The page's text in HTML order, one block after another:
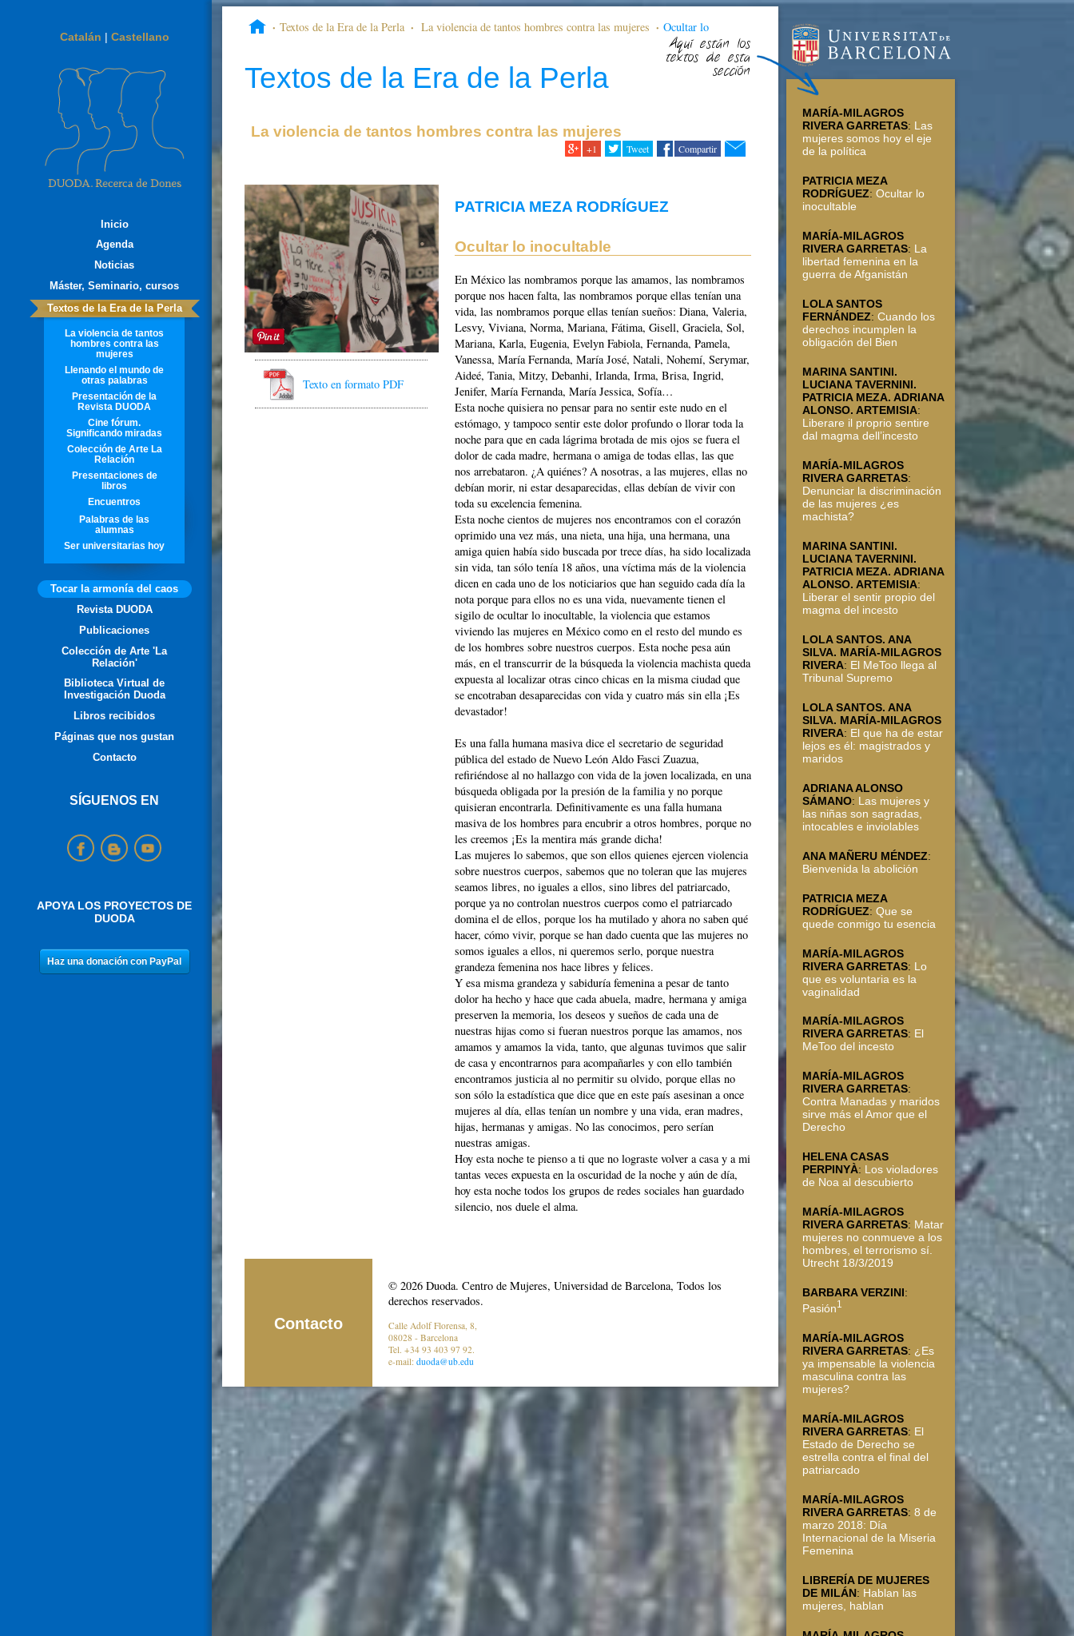
Catalán | Castellano
Inicio
Agenda
Noticias
Máster, Seminario, cursos
Textos de la Era de la Perla
La violencia de tantos
hombres contra las
mujeres
Llenando el mundo de
otras palabras
Presentación de la
Revista DUODA
Cine fórum.
Significando miradas
Colección de Arte La
Relación
Presentaciones de
libros
Encuentros
Palabras de las
alumnas
Ser universitarias hoy
Tocar la armonía del caos
Revista DUODA
Publicaciones
Colección de Arte 'La
Relación'
Biblioteca Virtual de
Investigación Duoda
Libros recibidos
Páginas que nos gustan
Contacto
SÍGUENOS EN
APOYA LOS PROYECTOS DE
DUODA
Textos de la Era de la Perla La violencia de tantos hombres contra las mujeres
Ocultar lo
Aquí están los
textos de esta
sección
Textos de la Era de la Perla
La violencia de tantos hombres contra las mujeres
+1 Tweet Compartir
Texto en formato PDF
PATRICIA MEZA RODRÍGUEZ
Ocultar lo inocultable
En México las nombramos porque las amamos, las nombramos
porque nos hacen falta, las nombramos porque ellas tenían una
vida, las nombramos porque ellas tenían sueños: Diana, Valeria,
Lesvy, Viviana, Norma, Mariana, Fátima, Gisell, Graciela, Sol,
Mariana, Karla, Eugenia, Evelyn Fabiola, Fernanda, Pamela,
Vanessa, María Fernanda, María José, Natali, Nohemí, Serymar,
Aideé, Tania, Mitzy, Debanhi, Irlanda, Irma, Brisa, Ingrid,
Jenifer, María Fernanda, María Jessica, Sofía…
Esta noche quisiera no pensar para no sentir este nudo en el
estómago, y tampoco sentir este dolor profundo o llorar toda la
noche para que en cada lágrima brotada de mis ojos se fuera el
dolor de cada madre, hermana o amiga de todas ellas, las que
nos arrebataron. ¿A quiénes? A nosotras, a las mujeres, ellas no
debían morir, ni estar desaparecidas, ellas debían de vivir con
toda su excelencia femenina.
Esta noche cientos de mujeres nos encontramos con el corazón
oprimido una vez más, una nieta, una hija, una hermana, una
amiga quien había sido buscada por trece días, ha sido localizada
sin vida, tan sólo tenía 18 años, una víctima más de la violencia
dicen en cada uno de los noticiarios que han seguido cada día la
nota porque para ellos no es una vida, nuevamente tienen el
sigilo de ocultar lo inocultable, la violencia que estamos
viviendo las mujeres en México como en el resto del mundo es
de los hombres sobre nuestros cuerpos. Esta noche pesa aún
más, en el transcurrir de la búsqueda la violencia machista queda
expuesta al localizar otras cinco chicas en la misma ciudad que
se encotraban desaparecidas con vida y cuatro más sin ella ¡Es
devastador!
Es una falla humana masiva dice el secretario de seguridad
pública del estado de Nuevo León Aldo Fasci Zuazua,
refiriéndose al no hallazgo con vida de la joven localizada, en una
búsqueda obligada por la presión de la familia y no porque
quisieran encontrarla. Definitivamente es una falla humana
masiva de los hombres para encubrir a otros hombres, porque no
les creemos ¡Es la mentira más grande dicha!
Las mujeres lo sabemos, que son ellos quienes ejercen violencia
sobre nuestros cuerpos, sabemos que no toleran que las mujeres
seamos libres, no iguales a ellos, sino libres del patriarcado,
porque ya no controlan nuestros cuerpos como el patriarcado
domina el de ellos, porque los ha mutilado y ahora no saben qué
hacer, cómo vivir, porque se han dado cuenta que las mujeres no
somos iguales a ellos, ni queremos serlo, porque nuestra
grandeza femenina nos hace libres y felices.
Y esa misma grandeza y sabiduría femenina a pesar de tanto
dolor ha hecho y hace que cada abuela, madre, hermana y amiga
preserven la memoria, los deseos y sueños de cada una de
nuestras hijas como si fueran nuestros porque las amamos, nos
amamos y amamos la vida, tanto, que algunas tuvimos que salir
de casa y encontrarnos para acompañarles y con ello también
encontramos justicia al no permitir su olvido, porque ellas no
son sólo la estadística que dice que en este país asesinan a once
mujeres al día, ellas tenían un nombre y una vida, eran madres,
hijas, hermanas y amigas. No las conocimos, pero serían
nuestras amigas.
Hoy esta noche te pienso a ti que no lograste volver a casa y a mi
tantas veces expuesta en la oscuridad de la noche y aún de día,
hoy esta noche todos los grupos de redes sociales han guardado
silencio, nos duele el alma.
Contacto
© 2026 Duoda. Centro de Mujeres, Universidad de Barcelona, Todos los
derechos reservados.
Calle Adolf Florensa, 8,
08028 - Barcelona
Tel. +34 93 403 97 92.
e-mail: duoda@ub.edu
MARÍA-MILAGROS
RIVERA GARRETAS: Las
mujeres somos hoy el eje
de la política
PATRICIA MEZA
RODRÍGUEZ:Ocultar lo
inocultable
MARÍA-MILAGROS
RIVERA GARRETAS: La
libertad femenina en la
guerra de Afganistán
LOLA SANTOS
FERNÁNDEZ:Cuando los
derechos incumplen la
obligación del Bien
MARINA SANTINI.
LUCIANA TAVERNINI.
PATRICIA MEZA. ADRIANA
ALONSO. ARTEMISIA:
Liberare il proprio sentire
dal magma dell’incesto
MARÍA-MILAGROS
RIVERA GARRETAS:
Denunciar la discriminación
de las mujeres ¿es
machista?
MARINA SANTINI.
LUCIANA TAVERNINI.
PATRICIA MEZA. ADRIANA
ALONSO. ARTEMISIA:
Liberar el sentir propio del
magma del incesto
LOLA SANTOS. ANA
SILVA. MARÍA-MILAGROS
RIVERA: El MeToo llega al
Tribunal Supremo
LOLA SANTOS. ANA
SILVA. MARÍA-MILAGROS
RIVERA: El que ha de estar
lejos es él: magistrados y
maridos
ADRIANA ALONSO
SÁMANO: Las mujeres y
las niñas son sagradas,
intocables e inviolables
ANA MAÑERU MÉNDEZ:
Bienvenida la abolición
PATRICIA MEZA
RODRÍGUEZ:Que se
quede conmigo tu esencia
MARÍA-MILAGROS
RIVERA GARRETAS: Lo
que es voluntaria es la
vaginalidad
MARÍA-MILAGROS
RIVERA GARRETAS: El
MeToo del incesto
MARÍA-MILAGROS
RIVERA GARRETAS:
Contra Manadas y maridos
sirve más el Amor que el
Derecho
HELENA CASAS
PERPINYÀ: Los violadores
de Noa al descubierto
MARÍA-MILAGROS
RIVERA GARRETAS: Matar
mujeres no conmueve a los
hombres, el terrorismo sí.
Utrecht 18/3/2019
BARBARA VERZINI:
Pasión1
MARÍA-MILAGROS
RIVERA GARRETAS: ¿Es
ya impensable la violencia
masculina contra las
mujeres?
MARÍA-MILAGROS
RIVERA GARRETAS: El
Estado de Derecho se
estrella contra el final del
patriarcado
MARÍA-MILAGROS
RIVERA GARRETAS:8 de
marzo 2018: Día
Internacional de la Miseria
Femenina
LIBRERÍA DE MUJERES
DE MILÁN: Hablan las
mujeres, hablan